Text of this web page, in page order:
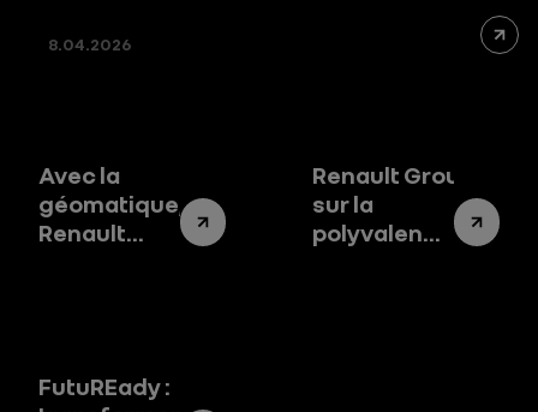
8.04.2026
Avec la
géomatique,
Renault
Renault Group mise
sur la
polyvalence de
FutuREady :